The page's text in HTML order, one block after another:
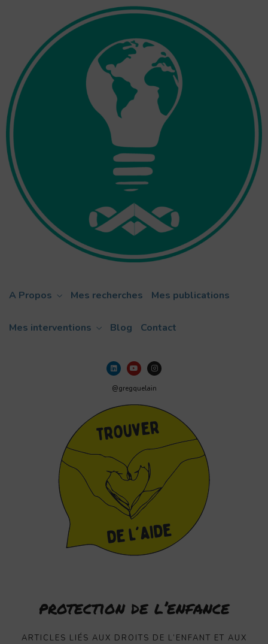
A Propos Mes recherches Mes publications
Mes interventions Blog Contact
@gregquelain
protection de l’enfance
ARTICLES LIÉS AUX DROITS DE L’ENFANT ET AUX